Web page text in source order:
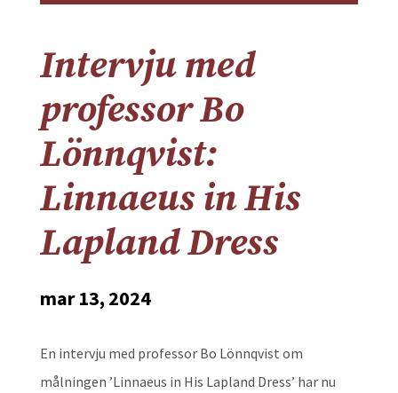
Intervju med
professor Bo
Lönnqvist:
Linnaeus in His
Lapland Dress
mar 13, 2024
En intervju med professor Bo Lönnqvist om
målningen ’Linnaeus in His Lapland Dress’ har nu